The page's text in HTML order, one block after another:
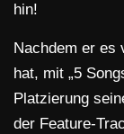
hin!
Nachdem er es
hat, mit „5
Platzierung
der Feature-